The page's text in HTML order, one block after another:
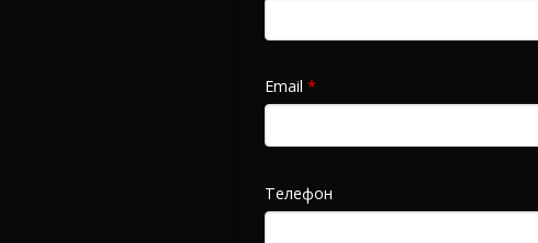
Email *
Телефон